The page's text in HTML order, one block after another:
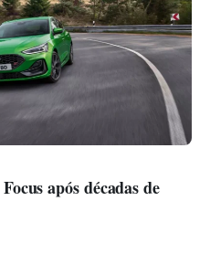
após décadas de